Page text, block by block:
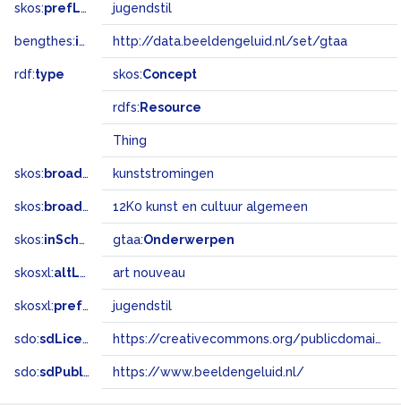
skos:prefLabel jugendstil
bengthes:inSet http://data.beeldengeluid.nl/set/gtaa
rdf:type skos:Concept
rdfs: Resource
Thing
skos: broader kunststromingen
skos: broadMatch 12K0 kunst en cultuur algemeen
skos:inScheme gtaa:Onderwerpen
skosxl:altLabel art nouveau
skosxl:prefLabel jugendstil
sdo:sdLicense https://creativecommons.org/publicdomain/zero/1.0/
sdo:sdPublisher https://www.beeldengeluid.nl/